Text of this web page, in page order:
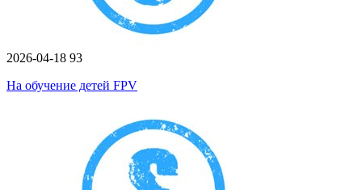
2026-04-18 93
На обучение детей FPV